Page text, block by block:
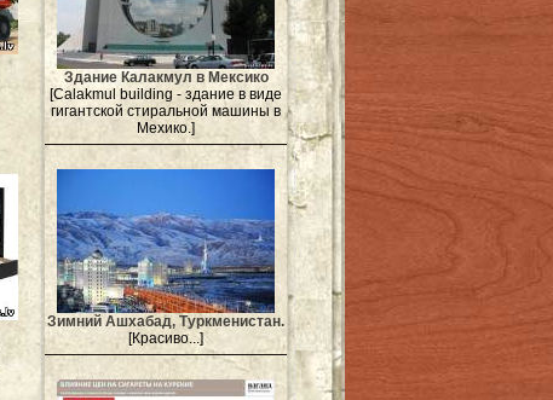
Здание Калакмул в Мексико
[Calakmul building - здание в виде
гигантской стиральной машины в
Мехико.]
Зимний Ашхабад, Туркменистан.
[Красиво...]